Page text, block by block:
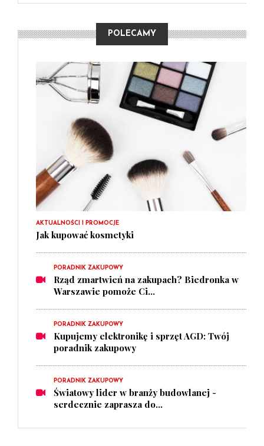
POLECAMY
AKTUALNOŚCI I PROMOCJE
Jak kupować kosmetyki
PORADNIK ZAKUPOWY
Rząd zmartwień na zakupach? Biedronka w
Warszawie pomoże Ci...
PORADNIK ZAKUPOWY
Kupujemy elektronikę i sprzęt AGD: Twój
poradnik zakupowy
PORADNIK ZAKUPOWY
Światowy lider w branży budowlanej -
serdecznie zaprasza do...